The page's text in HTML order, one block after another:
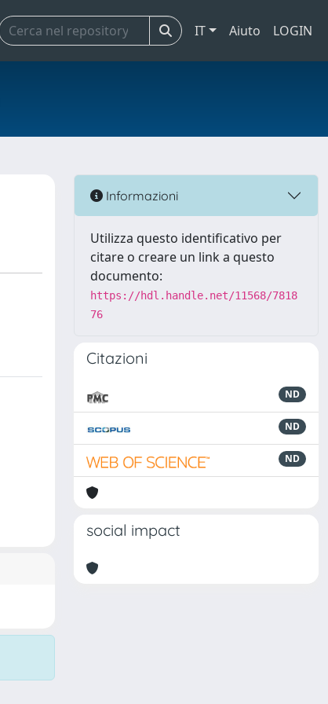
IT Aiuto LOGIN
Informazioni
Utilizza questo identificativo per
citare o creare un link a questo
documento:
https://hdl.handle.net/11568/7818
76
Citazioni
ND
ND
ND
social impact